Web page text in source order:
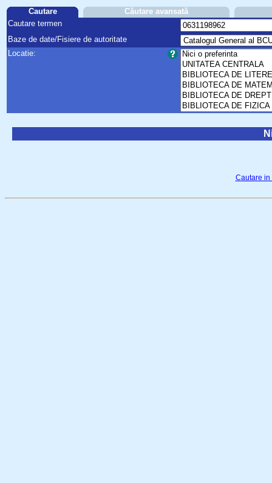
Cautare
Căutare avansată
Cautare termen
Baze de date/Fisiere de autoritate
Locatie:
Cautare in